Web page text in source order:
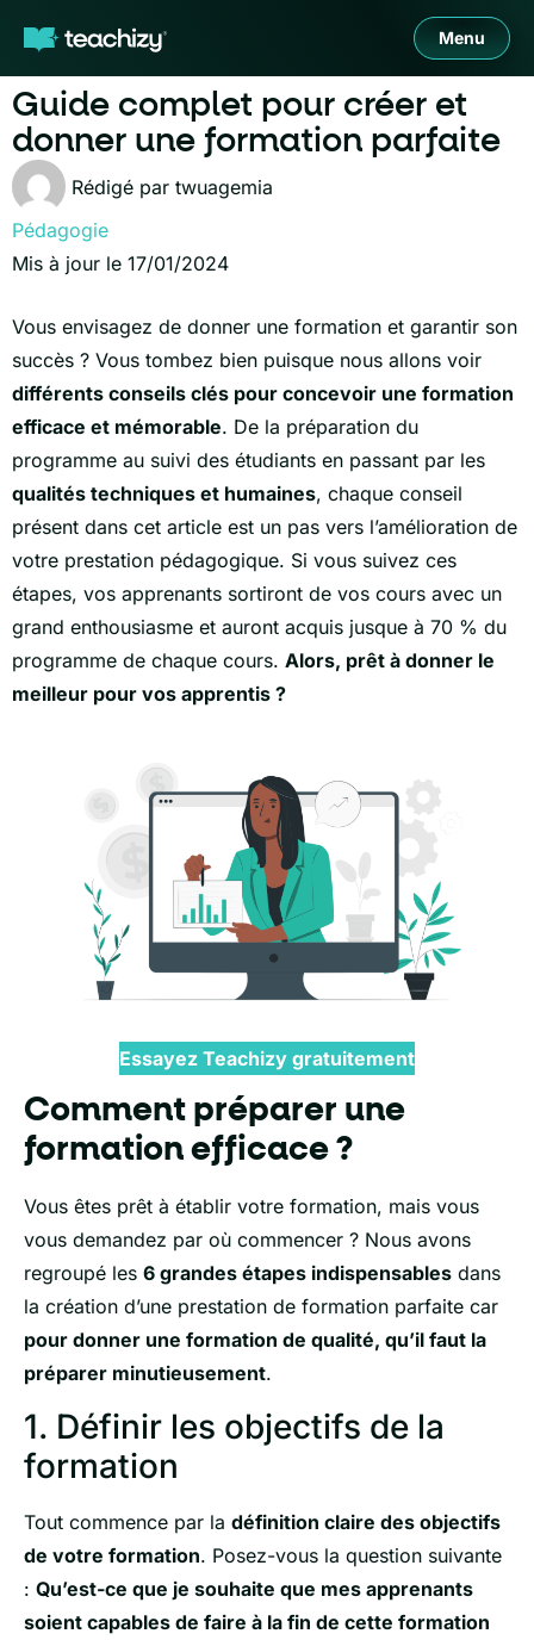
Menu
Guide complet pour créer et
donner une formation parfaite
Rédigé par twuagemia
Pédagogie
Mis à jour le 17/01/2024
Vous envisagez de donner une formation et garantir son
succès ? Vous tombez bien puisque nous allons voir
différents conseils clés pour concevoir une formation
efficace et mémorable. De la préparation du
programme au suivi des étudiants en passant par les
qualités techniques et humaines, chaque conseil
présent dans cet article est un pas vers l’amélioration de
votre prestation pédagogique. Si vous suivez ces
étapes, vos apprenants sortiront de vos cours avec un
grand enthousiasme et auront acquis jusque à 70 % du
programme de chaque cours. Alors, prêt à donner le
meilleur pour vos apprentis ?
Essayez Teachizy gratuitement
Comment préparer une
formation efficace ?
Vous êtes prêt à établir votre formation, mais vous
vous demandez par où commencer ? Nous avons
regroupé les 6 grandes étapes indispensables dans
la création d’une prestation de formation parfaite car
pour donner une formation de qualité, qu’il faut la
préparer minutieusement.
1. Définir les objectifs de la
formation
Tout commence par la définition claire des objectifs
de votre formation. Posez-vous la question suivante
: Qu’est-ce que je souhaite que mes apprenants
soient capables de faire à la fin de cette formation